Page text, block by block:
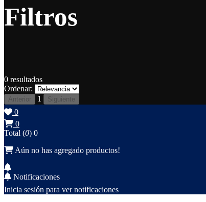
Filtros
0 resultados
Ordenar:
Anterior 1 Siguiente
0
0
Total (0) 0
Aún no has agregado productos!
Notificaciones
Inicia sesión para ver notificaciones